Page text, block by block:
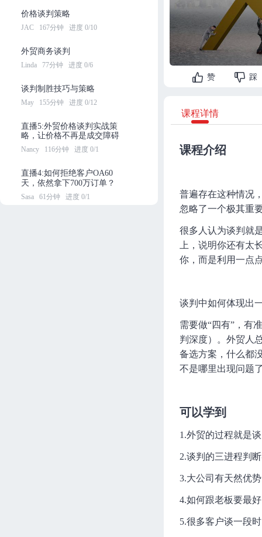
价格谈判策略
JAC 167分钟 进度 0/10
外贸商务谈判
Linda 77分钟 进度 0/6
谈判制胜技巧与策略
May 155分钟 进度 0/12
直播5:外贸价格谈判实战策
略，让价格不再是成交障碍
Nancy 116分钟 进度 0/1
直播4:如何拒绝客户OA60
天，依然拿下700万订单？
Sasa 61分钟 进度 0/1
赞 踩
课程详情
课程介绍
普遍存在这种情况
忽略了一个极其重
很多人认为谈判就
上，说明你还有太
你，而是利用一点
谈判中如何体现出
需要做“四有”，有
判深度）。外贸人
备选方案，什么都
不是哪里出现问题
可以学到
1.外贸的过程就是
2.谈判的三进程判
3.大公司有天然优
4.如何跟老板要最
5.很多客户谈一段